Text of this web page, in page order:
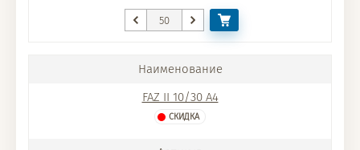
FAZ II 10/30 A4
СКИДКА